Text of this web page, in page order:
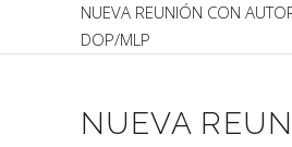
NUEVA REUNIÓN CON
DOP/MLP
NUEVA